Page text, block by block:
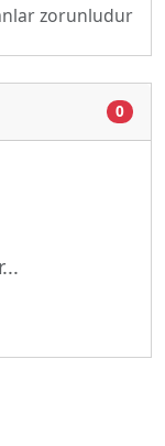
zorunludur
0